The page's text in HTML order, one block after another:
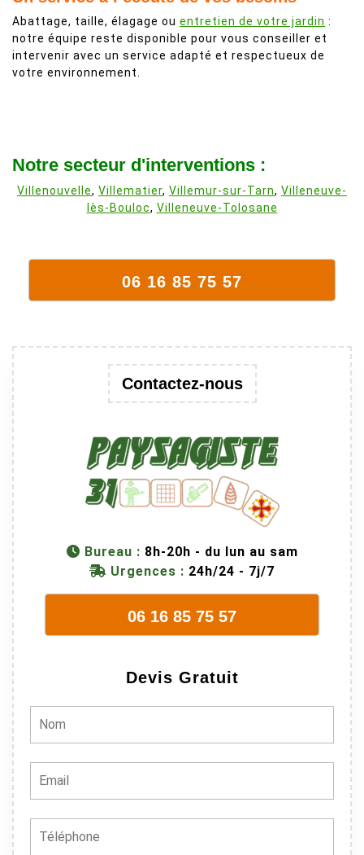
Abattage, taille, élagage ou entretien de votre jardin :
notre équipe reste disponible pour vous conseiller et
intervenir avec un service adapté et respectueux de
votre environnement.
Notre secteur d'interventions :
Villenouvelle, Villematier, Villemur-sur-Tarn, Villeneuve-
lès-Bouloc, Villeneuve-Tolosane
06 16 85 75 57
Contactez-nous
Bureau : 8h-20h - du lun au sam
Urgences : 24h/24 - 7j/7
06 16 85 75 57
Devis Gratuit